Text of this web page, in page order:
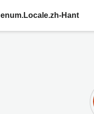
enum.Locale.zh-Hant